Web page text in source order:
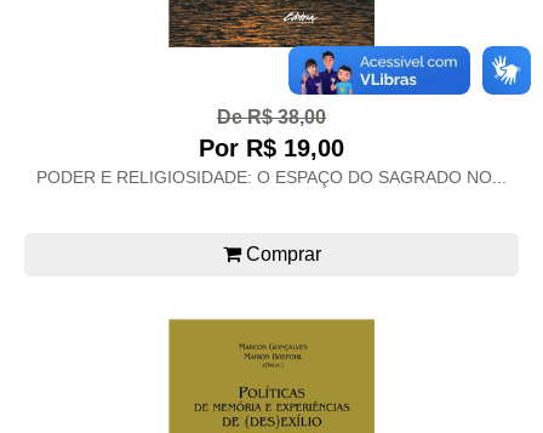
De R$ 38,00
Por R$ 19,00
PODER E RELIGIOSIDADE: O ESPAÇO DO SAGRADO NO...
Comprar